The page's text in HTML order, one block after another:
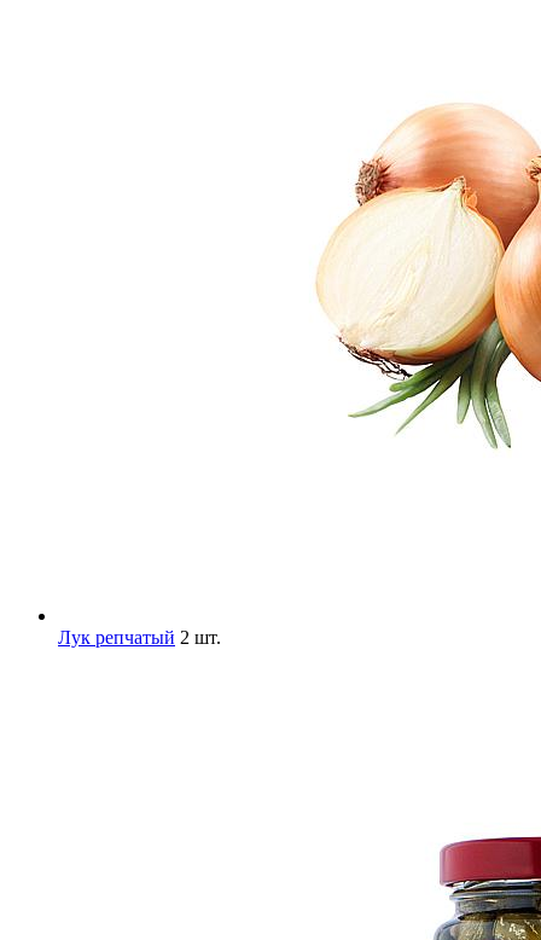
Лук репчатый 2 шт.